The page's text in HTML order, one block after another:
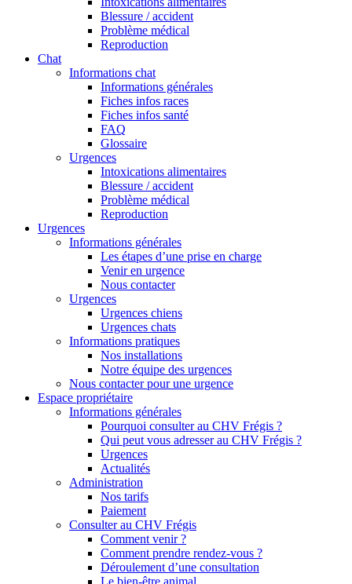
Blessure / accident
Problème médical
Reproduction
Chat
Informations chat
Informations générales
Fiches infos races
Fiches infos santé
FAQ
Glossaire
Urgences
Intoxications alimentaires
Blessure / accident
Problème médical
Reproduction
Urgences
Informations générales
Les étapes d’une prise en charge
Venir en urgence
Nous contacter
Urgences
Urgences chiens
Urgences chats
Informations pratiques
Nos installations
Notre équipe des urgences
Nous contacter pour une urgence
Espace propriétaire
Informations générales
Pourquoi consulter au CHV Frégis ?
Qui peut vous adresser au CHV Frégis ?
Urgences
Actualités
Administration
Nos tarifs
Paiement
Consulter au CHV Frégis
Comment venir ?
Comment prendre rendez-vous ?
Déroulement d’une consultation
Le bien-être animal